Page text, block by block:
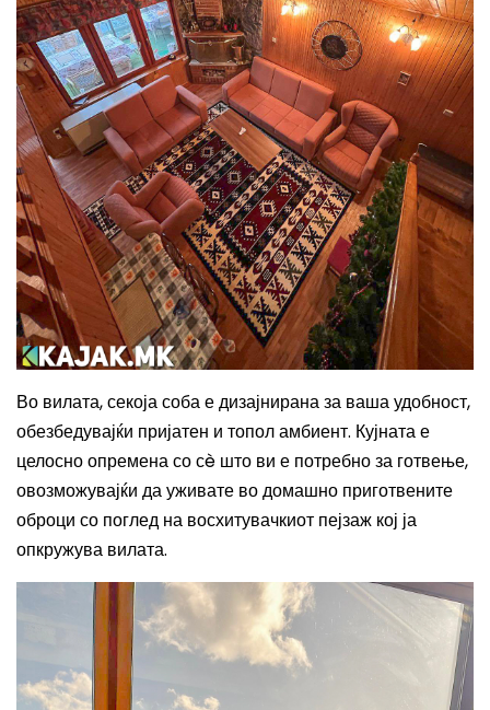
Во вилата, секоја соба е дизајнираназа ваша удобност,
обезбедувајќи пријатен и тополамбиент. Кујната е
целосно опремена со сè што ви е потребно за готвење,
овозможувајќи да уживате во домашно приготвените
оброци со поглед на восхитувачкиот пејзаж кој ја
опкружува вилата.